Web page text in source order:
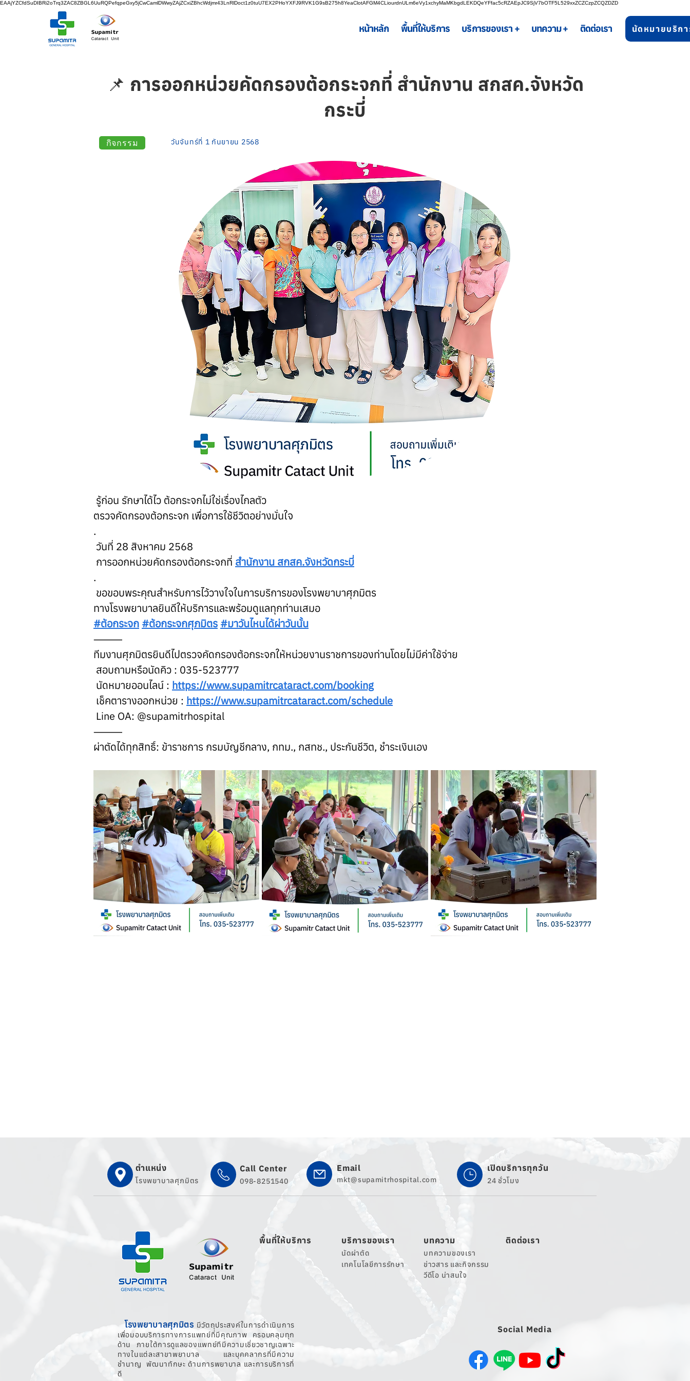
EAAjYZCfdSuDIBRi2oTrq3ZAC8ZBGL6UuRQPefqpeGxy5jCwCamlDWwyZAjZCxiZBhcWdjmr43LnRlDoct1z0tuU7EX2PHoYXFJ9RVK1G9sB275h8YeaClotAFGM4CLiourdnULm6eVy1xchyMaMKbgdLEKDQeYFfac5cRZAEpJC9SjV7bOTF5L529xxZCZCzpZCQZDZD
หน้าหลัก พื้นที่ให้บริการ บริการของเรา + บทความ + ติดต่อเรา นัดหมายบริก
📌 การออกหน่วยคัดกรองต้อกระจกที่ สำนักงาน สกสค.จังหวัด
กระบี่
กิจกรรม วันจันทร์ที่ 1 กันยายน 2568
รู้ก่อน รักษาได้ไว ต้อกระจกไม่ใช่เรื่องไกลตัว
ตรวจคัดกรองต้อกระจก เพื่อการใช้ชีวิตอย่างมั่นใจ
.
วันที่ 28 สิงหาคม 2568
การออกหน่วยคัดกรองต้อกระจกที่ สำนักงาน สกสค.จังหวัดกระบี่
.
ขอขอบพระคุณสำหรับการไว้วางใจในการบริการของโรงพยาบาศุภมิตร
ทางโรงพยาบาลยินดีให้บริการและพร้อมดูแลทุกท่านเสมอ
#ต้อกระจก #ต้อกระจกศุภมิตร #มาวันไหนได้ผ่าวันนั้น
⸻
ทีมงานศุภมิตรยินดีไปตรวจคัดกรองต้อกระจกให้หน่วยงานราชการของท่านโดยไม่มีค่าใช้จ่าย
สอบถามหรือนัดคิว : 035-523777
นัดหมายออนไลน์ : https://www.supamitrcataract.com/booking
เช็คตารางออกหน่วย : https://www.supamitrcataract.com/schedule
Line OA: @supamitrhospital
⸻
ผ่าตัดได้ทุกสิทธิ์: ข้าราชการ กรมบัญชีกลาง, กทม., กสทช., ประกันชีวิต, ชำระเงินเอง
ตำแหน่ง
โรงพยาบาลศุภมิตร
Call Center
098-8251540
Email
mkt@supamitrhospital.com
เปิดบริการทุกวัน
24 ชั่วโมง
พื้นที่ให้บริการ บริการของเรา
นัดผ่าตัด
เทคโนโลยีการรักษา
บทความ
บทความของเรา
ข่าวสาร และกิจกรรม
วีดีโอ น่าสนใจ
ติดต่อเรา
โรงพยาบาลศุภมิตร มีวัตถุประสงค์ในการดำเนินการ
เพื่อมอบบริการทางการแพทย์ที่มีคุณภาพ ครอบคลุมทุก
ด้าน ภายใต้การดูแลของแพทย์ทีมีความเชี่ยวชาญเฉพาะ
ทางในแต่ละสาขาพยาบาล และบุคคลากรที่มีความ
ชำนาญ พัฒนาทักษะ ด้านการพยาบาล และการบริการที่
ดี
Social Media